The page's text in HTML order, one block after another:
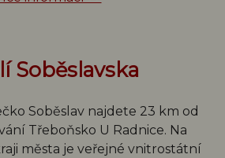
Soběslavska
Soběslav najdete 23 km od
Třeboňsko U Radnice. Na
města je veřejné vnitrostátní